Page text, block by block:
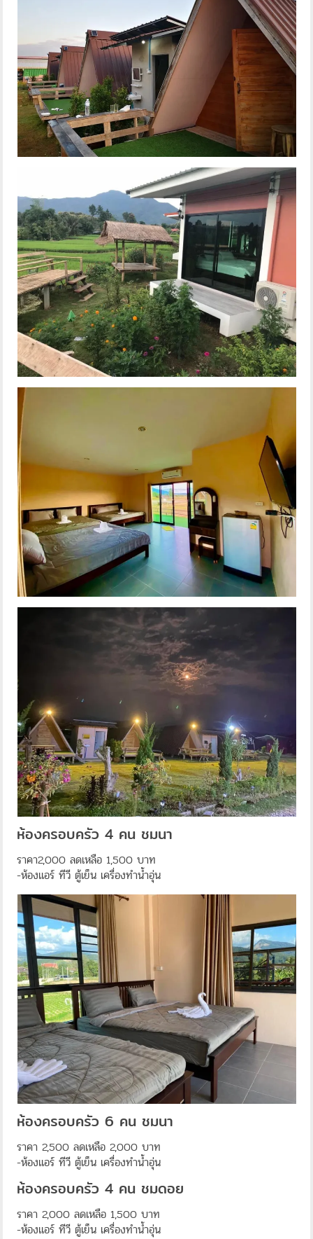
ห้องครอบครัว 4 คน ชมนา
ราคา2,000 ลดเหลือ 1,500 บาท
-ห้องแอร์ ทีวี ตู้เย็น เครื่องทำน้ำอุ่น
ห้องครอบครัว 6 คน ชมนา
ราคา 2,500 ลดเหลือ 2,000 บาท
-ห้องแอร์ ทีวี ตู้เย็น เครื่องทำน้ำอุ่น
ห้องครอบครัว 4 คน ชมดอย
ราคา 2,000 ลดเหลือ 1,500 บาท
-ห้องแอร์ ทีวี ตู้เย็น เครื่องทำน้ำอุ่น